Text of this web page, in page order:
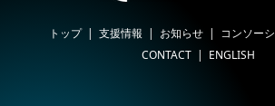
トップ 支援情報 お知らせ
コンソー
CONTACT
ENGLISH